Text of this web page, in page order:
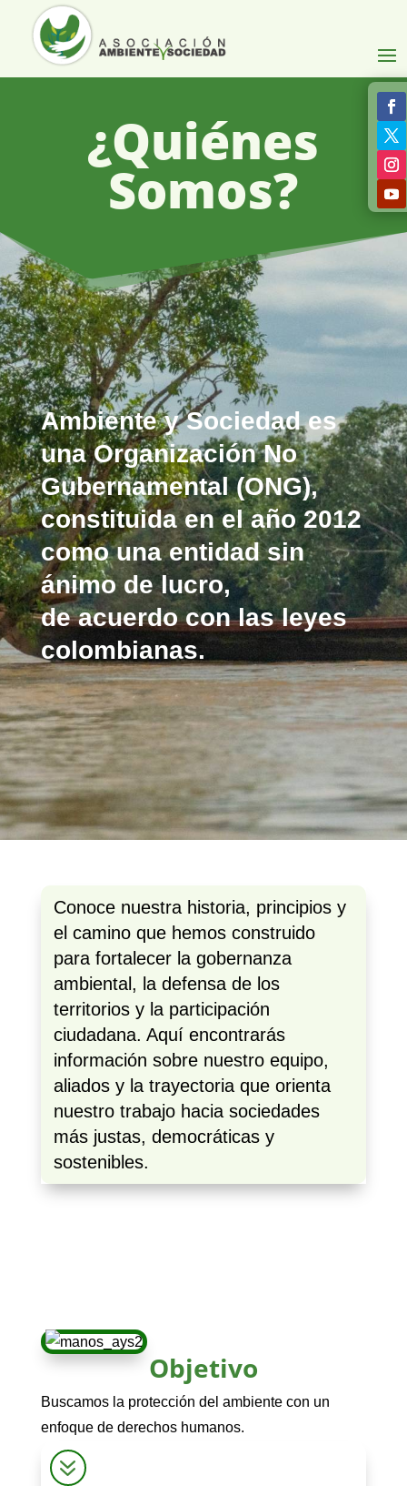
¿Quiénes
Somos?
Ambiente y Sociedad es
una Organización No
Gubernamental (ONG),
constituida en el año 2012
como una entidad sin
ánimo de lucro,
deacuerdo con las leyes
colombianas.
Conoce nuestra historia, principios y
el camino que hemos construido
para fortalecer la gobernanza
ambiental, la defensa de los
territorios y la participación
ciudadana. Aquí encontrarás
información sobre nuestro equipo,
aliados y la trayectoria que orienta
nuestro trabajo hacia sociedades
más justas, democráticas y
sostenibles.
Objetivo
Buscamos la protección del ambiente con un
enfoque de derechos humanos.
7